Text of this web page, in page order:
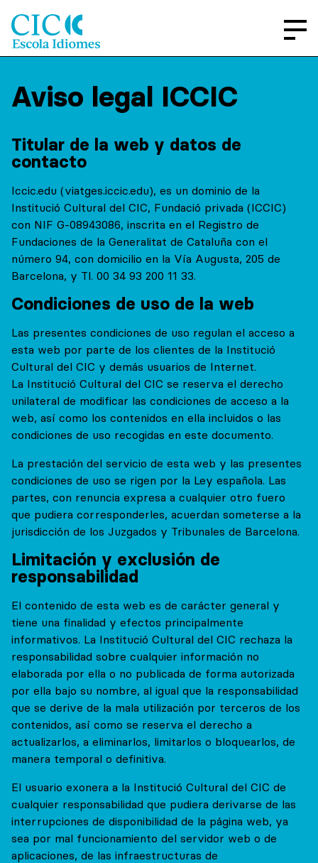
Aviso legal ICCIC
Titular de la web y datos de
contacto
Iccic.edu (viatges.iccic.edu), es un dominio de la
Institució Cultural del CIC, Fundació privada (ICCIC)
con NIF G-08943086, inscrita en el Registro de
Fundaciones de la Generalitat de Cataluña con el
número 94, con domicilio en la Vía Augusta, 205 de
Barcelona, y Tl. 00 34 93 200 11 33.
Condiciones de uso de la web
Las presentes condiciones de uso regulan el acceso a
esta web por parte de los clientes de la Institució
Cultural del CIC y demás usuarios de Internet.
La Institució Cultural del CIC se reserva el derecho
unilateral de modificar las condiciones de acceso a la
web, así como los contenidos en ella incluidos o las
condiciones de uso recogidas en este documento.
La prestación del servicio de esta web y las presentes
condiciones de uso se rigen por la Ley española. Las
partes, con renuncia expresa a cualquier otro fuero
que pudiera corresponderles, acuerdan someterse a la
jurisdicción de los Juzgados y Tribunales de Barcelona.
Limitación y exclusión de
responsabilidad
El contenido de esta web es de carácter general y
tiene una finalidad y efectos principalmente
informativos. La Institució Cultural del CIC rechaza la
responsabilidad sobre cualquier información no
elaborada por ella o no publicada de forma autorizada
por ella bajo su nombre, al igual que la responsabilidad
que se derive de la mala utilización por terceros de los
contenidos, así como se reserva el derecho a
actualizarlos, a eliminarlos, limitarlos o bloquearlos, de
manera temporal o definitiva.
El usuario exonera a la Institució Cultural del CIC de
cualquier responsabilidad que pudiera derivarse de las
interrupciones de disponibilidad de la página web, ya
sea por mal funcionamiento del servidor web o de
aplicaciones, de las infraestructuras de